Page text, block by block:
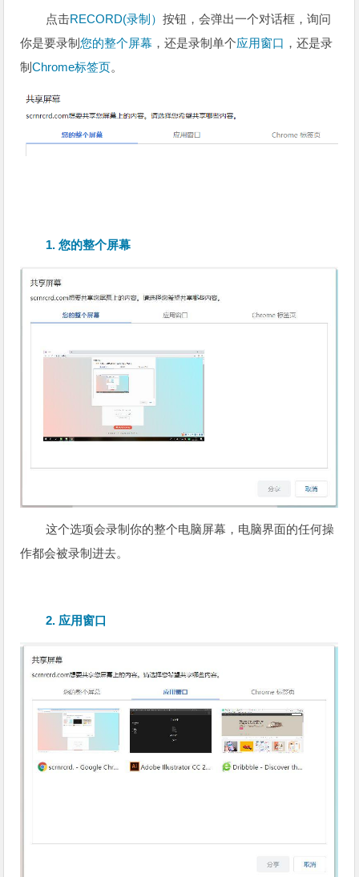
点击RECORD(录制）按钮，会弹出一个对话框，询问
你是要录制您的整个屏幕 ，还是录制单个应用窗口 ，还是录
制Chrome标签页。
1. 您的整个屏幕
这个选项会录制你的整个电脑屏幕，电脑界面的任何操
作都会被录制进去。
2. 应用窗口